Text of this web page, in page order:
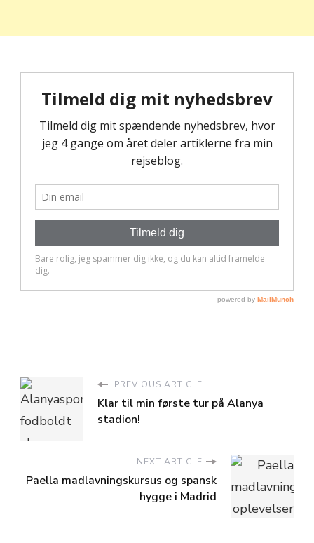
PREVIOUS ARTICLE
Klar til min første tur på Alanya
stadion!
NEXT ARTICLE
Paella madlavningskursus og spansk
hygge i Madrid